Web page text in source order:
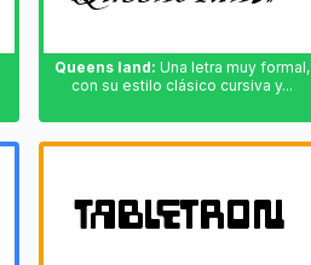
Queens land: Una letra muy formal,
con su estilo clásico cursiva y...